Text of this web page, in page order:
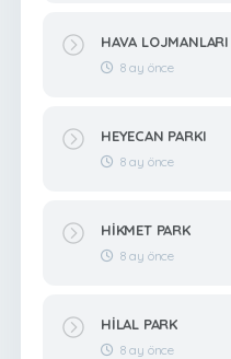
HAVA LOJMANLARI
8 ay önce
HEYECAN PARKI
8 ay önce
HİKMET PARK
8 ay önce
HİLAL PARK
8 ay önce